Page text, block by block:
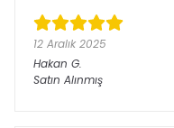
12 Aralık 2025
Hakan G.
Satın Alınmış